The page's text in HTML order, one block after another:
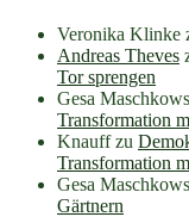
Veronika Klinke
Andreas Theves
Tor sprengen
Gesa
Transformation
Knauffzu
Transformation
Gesa
Gärtnern